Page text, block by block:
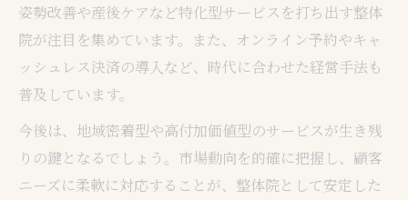
姿勢改善や産後ケアなど特化型サービスを打ち出す整体
院が注目を集めています。また、オンライン予約やキャ
ッシュレス決済の導入など、時代に合わせた経営手法も
普及しています。
今後は、地域密着型や高付加価値型のサービスが生き残
りの鍵となるでしょう。市場動向を的確に把握し、顧客
ニーズに柔軟に対応することが、整体院として安定した